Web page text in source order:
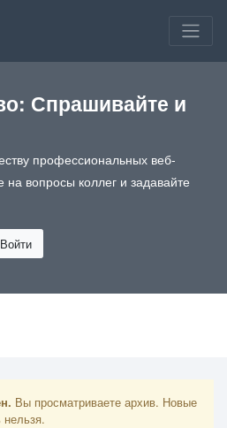
Спрашивайте и
профессиональных веб-
на вопросы коллег и задавайте
Войти
Вы просматриваете архив. Новые